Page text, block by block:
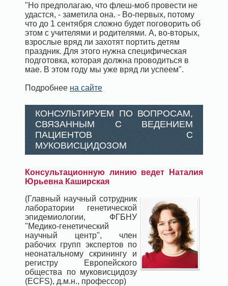
"Но предполагаю, что флеш-моб провести не
удастся, - заметила она. - Во-первых, потому
что до 1 сентября сложно будет поговорить об
этом с учителями и родителями. А, во-вторых,
взрослые вряд ли захотят портить детям
праздник. Для этого нужна специфическая
подготовка, которая должна проводиться в
мае. В этом году мы уже вряд ли успеем".
Подробнее на сайте
КОНСУЛЬТИРУЕМ ПО ВОПРОСАМ,
СВЯЗАННЫМ С ВЕДЕНИЕМ
ПАЦИЕНТОВ С
МУКОВИСЦИДОЗОМ
Консультационную линию ведет Наталия
Юрьевна Каширская
(Главный научный сотрудник
лаборатории генетической
эпидемиологии, ФГБНУ
"Медико-генетический
научный центр", член
рабочих групп экспертов по
неонатальному скринингу и
регистру Европейского
общества по муковисцидозу
(ECFS), д.м.н., профессор)